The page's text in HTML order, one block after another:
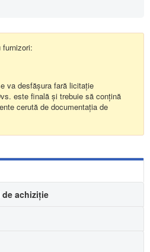
furnizori:
va desfășura fară licitație
este finală și trebuie să conțină
cerută de documentația de
achiziție